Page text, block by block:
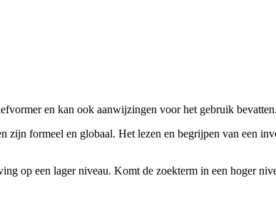
en kan ook aanwijzingen voor het gebruik bevatten.
formeel en globaal. Het lezen en begrijpen van een
op een lager niveau. Komt de zoekterm in een hoger